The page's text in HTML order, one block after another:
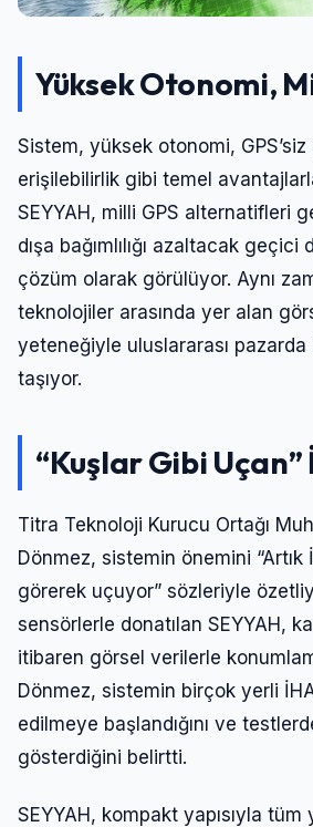
Yüksek Otonomi,
Sistem, yüksek otonomi, GPS’siz
erişilebilirlik gibi temel
SEYYAH, milli GPS alternatifleri
dışa bağımlılığı azaltacak geçici
çözüm olarak görülüyor. Aynı
teknolojiler arasında yer alan
yeteneğiyle uluslararası
taşıyor.
“Kuşlar Gibi Uçan”
Titra Teknoloji Kurucu Ortağı
Dönmez, sistemin önemini “Artık
görerek uçuyor” sözleriyle
sensörlerle donatılan SEYYAH,
itibaren görsel verilerle
Dönmez, sistemin birçok yerli
edilmeye başlandığını ve
gösterdiğini belirtti.
SEYYAH, kompakt yapısıyla tüm